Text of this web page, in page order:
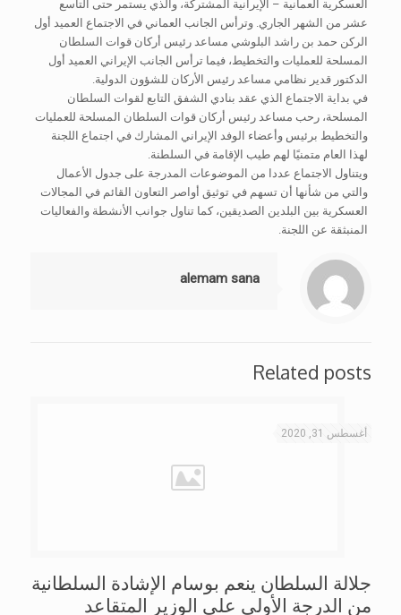
العسكرية العمانية – الإيرانية المشتركة، والذي يستمر حتى التاسع
عشر من الشهر الجاري. وترأس الجانب العماني في الاجتماع العميد أول
الركن حمد بن راشد البلوشي مساعد رئيس أركان قوات السلطان
المسلحة للعمليات والتخطيط، فيما ترأس الجانب الإيراني العميد أول
الدكتور قدير نظامي مساعد رئيس الأركان للشؤون الدولية.
في بداية الاجتماع الذي عقد بنادي الشفق التابع لقوات السلطان
المسلحة، رحب مساعد رئيس أركان قوات السلطان المسلحة للعمليات
والتخطيط برئيس وأعضاء الوفد الإيراني المشارك في اجتماع اللجنة
لهذا العام متمنيًا لهم طيب الإقامة في السلطنة.
ويتناول الاجتماع عددا من الموضوعات المدرجة على جدول الأعمال
والتي من شأنها أن تسهم في توثيق أواصر التعاون القائم في المجالات
العسكرية بين البلدين الصديقين، كما تناول جوانب الأنشطة والفعاليات
المنبثقة عن اللجنة.
alemam sana
Related posts
أغسطس 31, 2020
جلالة السلطان ينعم بوسام الإشادة السلطانية
من الدرجة الأولى على الوزير المتقاعد